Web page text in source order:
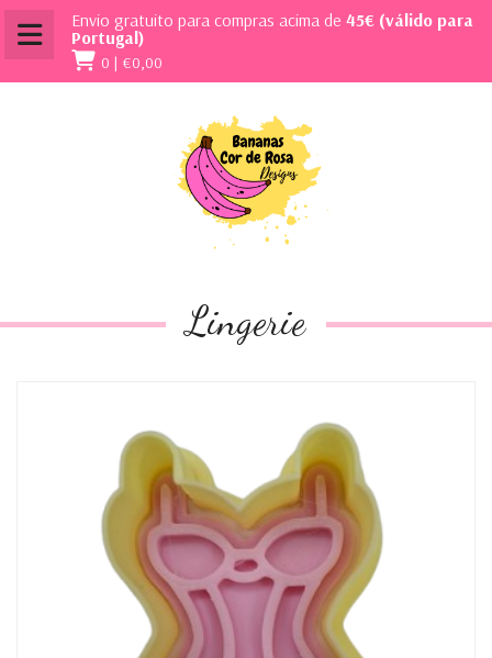
Envio gratuito para compras acima de 45€ (válido para
Portugal)
0 | €0,00
Lingerie